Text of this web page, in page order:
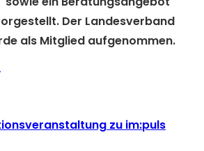
Der Landesverband
als Mitglied aufgenommen.